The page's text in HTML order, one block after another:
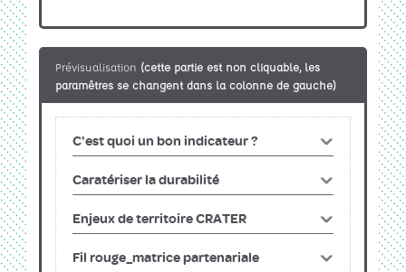
Prévisualisation (cette partie est non cliquable, les
paramêtres se changent dans la colonne de gauche)